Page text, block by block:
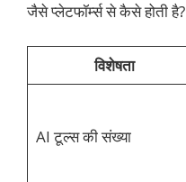
जैसे प्लेटफॉर्म्स से कैसे होती है?
विशेषता
AI टूल्स की संख्या